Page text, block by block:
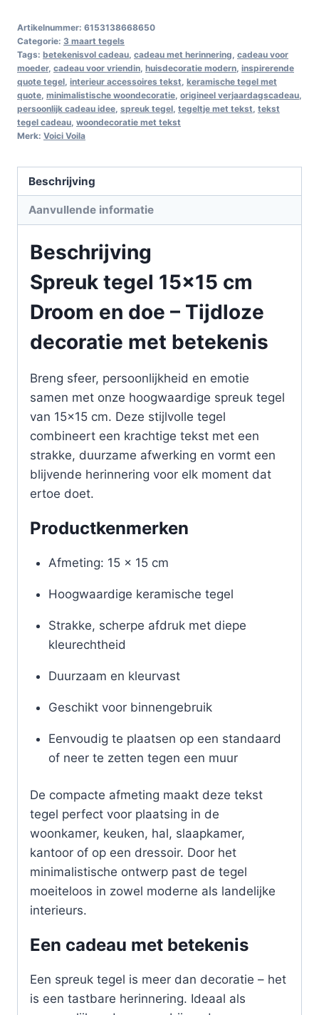
Artikelnummer: 6153138668650
Categorie: 3 maart tegels
Tags: betekenisvol cadeau cadeau met herinnering cadeau voor
moeder, cadeau voor vriendin huisdecoratie modern inspirerende
quote tegel interieur accessoires tekst keramische tegel met
quote minimalistische woondecoratie origineel verjaardagscadeau
persoonlijk cadeau idee spreuk tegel tegeltje met tekst tekst
tegel cadeau woondecoratie met tekst
Merk: Voici Voila
Beschrijving
Aanvullende informatie
Beschrijving
Spreuk tegel 15×15 cm
Droom en doe – Tijdloze
decoratie met betekenis
Breng sfeer, persoonlijkheid en emotie
samen met onze hoogwaardige spreuk tegel
van 15×15 cm. Deze stijlvolle tegel
combineert een krachtige tekst met een
strakke, duurzame afwerking en vormt een
blijvende herinnering voor elk moment dat
ertoe doet.
Productkenmerken
Afmeting: 15 x 15 cm
Hoogwaardige keramische tegel
Strakke, scherpe afdruk met diepe
kleurechtheid
Duurzaam en kleurvast
Geschikt voor binnengebruik
Eenvoudig te plaatsen op een standaard
of neer te zetten tegen een muur
De compacte afmeting maakt deze tekst
tegel perfect voor plaatsing in de
woonkamer, keuken, hal, slaapkamer,
kantoor of op een dressoir. Door het
minimalistische ontwerp past de tegel
moeiteloos in zowel moderne als landelijke
interieurs.
Een cadeau met betekenis
Een spreuk tegel is meer dan decoratie – het
is een tastbare herinnering. Ideaal als